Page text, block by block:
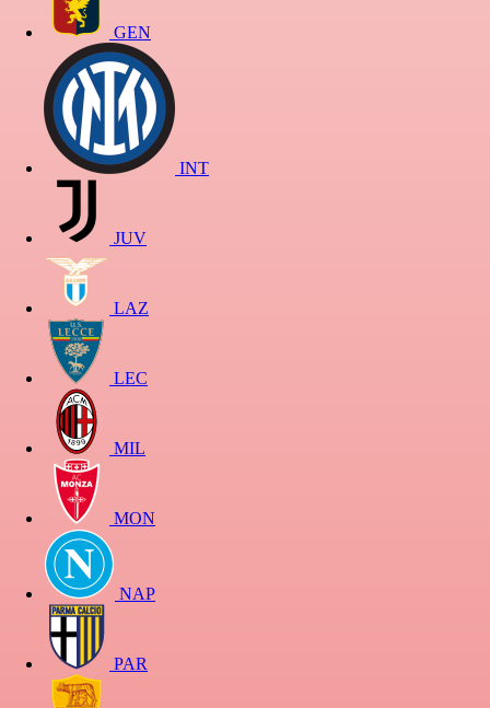
GEN
INT
JUV
LAZ
LEC
MIL
MON
NAP
PAR